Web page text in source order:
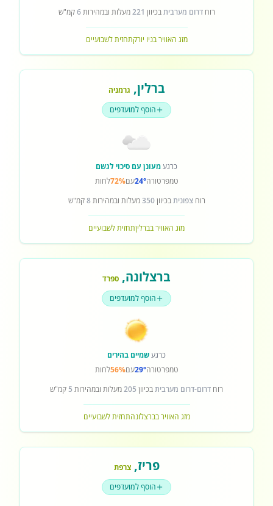
רוחדרום מערביתבכיוון 221מעלות ובמהירות6קמ"ש
מזג האוויר בניו יורקתחזית לשבועיים
ברלין, גרמניה
הוסף למועדפים
כרגעמעונן עם סיכוי לגשם
טמפרטורה24°עם72%לחות
רוחצפוניתבכיוון350מעלות ובמהירות8קמ"ש
מזג האוויר בברליןתחזית לשבועיים
ברצלונה, ספרד
הוסף למועדפים
כרגעשמיים בהירים
טמפרטורה29°עם56%לחות
רוח דרום-דרום מערביתבכיוון 205מעלות ובמהירות 5 קמ"ש
מזג האוויר בברצלונהתחזית לשבועיים
פריז,צרפת
הוסף למועדפים